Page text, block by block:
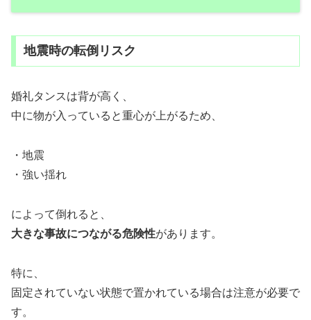
地震時の転倒リスク
婚礼タンスは背が高く、
中に物が入っていると重心が上がるため、
・地震
・強い揺れ
によって倒れると、
大きな事故につながる危険性があります。
特に、
固定されていない状態で置かれている場合は注意が必要で
す。